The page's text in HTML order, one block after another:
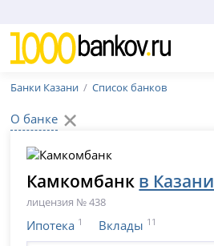
Банки Казани Список банков
О банке
Камкомбанк в Казани
лицензия № 438
Ипотека 1 Вклады 11